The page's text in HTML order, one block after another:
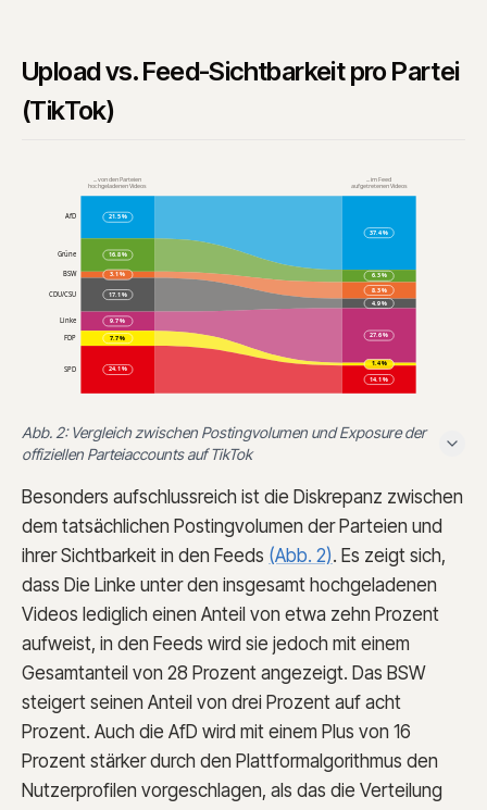
Upload vs. Feed-Sichtbarkeit pro Partei
(TikTok)
... von den Parteien
hochgeladenen Videos
... im Feed
aufgetretenen Videos
AfD 21.5%
Grüne 16.8%
BSW 3.1%
CDU/CSU 17.1%
Linke 9.7%
FDP 7.7%
SPD 24.1%
37.4%
6.3%
8.3%
4.9%
27.6%
1.4%
14.1%
Abb. 2: Vergleich zwischen Postingvolumen und Exposure der
offiziellen Parteiaccounts auf TikTok
Besonders aufschlussreich ist die Diskrepanz zwischen
dem tatsächlichen Postingvolumen der Parteien und
ihrer Sichtbarkeit in den Feeds (Abb. 2). Es zeigt sich,
dass Die Linke unter den insgesamt hochgeladenen
Videos lediglich einen Anteil von etwa zehn Prozent
aufweist, in den Feeds wird sie jedoch mit einem
Gesamtanteil von 28 Prozent angezeigt. Das BSW
steigert seinen Anteil von drei Prozent auf acht
Prozent. Auch die AfD wird mit einem Plus von 16
Prozent stärker durch den Plattformalgorithmus den
Nutzerprofilen vorgeschlagen, als das die Verteilung